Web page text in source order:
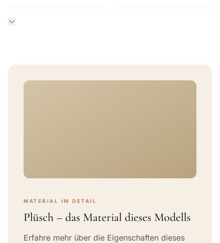
MATERIAL IM DETAIL
Plüsch – das Material dieses Modells
Erfahre mehr über die Eigenschaften dieses